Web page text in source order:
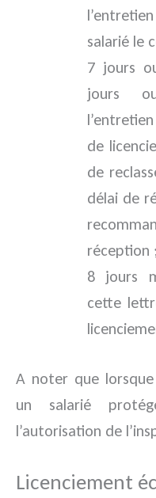
salarié le
7 jours
jours
de
de
délai de
réception ;
8 jours
cette
A noter que
un salarié
l’autorisation de
Licenciement